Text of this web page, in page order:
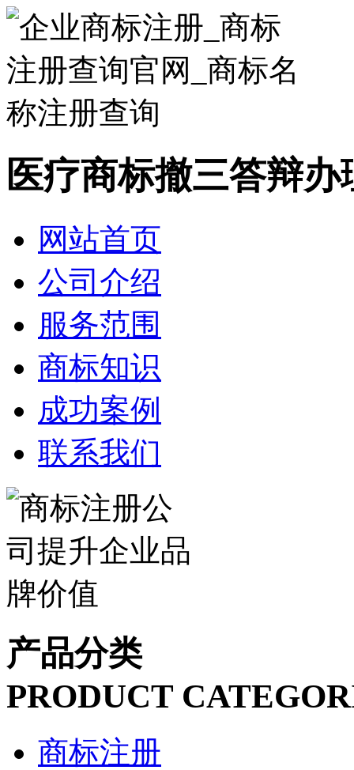
医疗商标撤三答辩办
网站首页
公司介绍
服务范围
商标知识
成功案例
联系我们
产品分类
PRODUCT
商标注册